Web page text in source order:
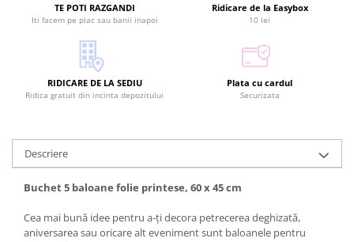
TE POTI RAZGANDI
Iti facem pe plac sau banii inapoi
Ridicare de la Easybox
10 lei
RIDICARE DE LA SEDIU
Ridica gratuit din incinta depozitului
Plata cu cardul
Securizata
Descriere
Buchet 5 baloane folie printese, 60 x 45 cm
Cea mai bună idee pentru a-ți decora petrecerea deghizată,
aniversarea sau oricare alt eveniment sunt baloanele pentru